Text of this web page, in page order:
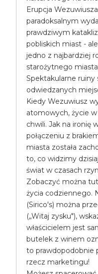
Erupcja
paradoksalnym
prawdziwym
pobliskich miast -
jedno z najbardziej
starożytnego
Spektakularne ruiny
odwiedzanych
Kiedy Wezuwiusz
atomowych, życie
chwili. Jak na ironię
połączeniu z
miasta została
to, co widzimy
świat w czasach
Zobaczyć można
życia codziennego.
(Sirico's) można
(„Witaj zysku"),
właścicielem jest
butelek z winem
to prawdopodobnie
rzecz marketingu!